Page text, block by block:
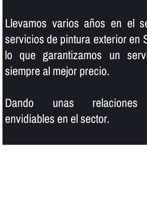
Llevamos varios años en el
servicios de pintura exterior en
lo que garantizamos un
siempre al mejor precio.
Dando unas relaciones
envidiables en el sector.